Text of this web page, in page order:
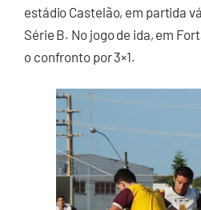
estádio Castelão, em partida
Série B. No jogo de ida, em
o confronto por 3×1.